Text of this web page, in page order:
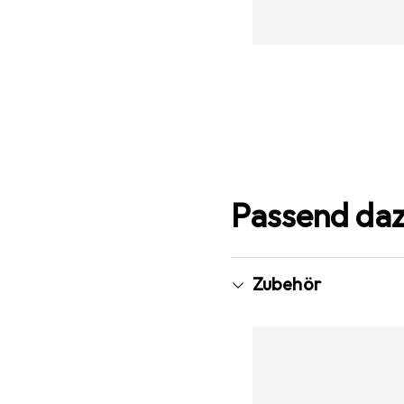
Passend
Zubehör